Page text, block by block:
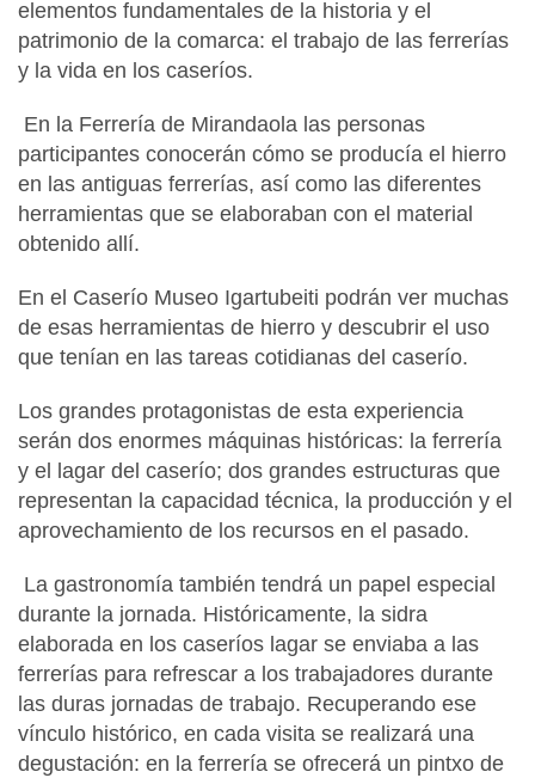
elementos fundamentales de la historia y el
patrimonio de la comarca: el trabajo de las ferrerías
y la vida en los caseríos.
En la Ferrería de Mirandaola las personas
participantes conocerán cómo se producía el hierro
en las antiguas ferrerías, así como las diferentes
herramientas que se elaboraban con el material
obtenido allí.
En el Caserío Museo Igartubeiti podrán ver muchas
de esas herramientas de hierro y descubrir el uso
que tenían en las tareas cotidianas del caserío.
Los grandes protagonistas de esta experiencia
serán dos enormes máquinas históricas: la ferrería
y el lagar del caserío; dos grandes estructuras que
representan la capacidad técnica, la producción y el
aprovechamiento de los recursos en el pasado.
La gastronomía también tendrá un papel especial
durante la jornada. Históricamente, la sidra
elaborada en los caseríos lagar se enviaba a las
ferrerías para refrescar a los trabajadores durante
las duras jornadas de trabajo. Recuperando ese
vínculo histórico, en cada visita se realizará una
degustación: en la ferrería se ofrecerá un pintxo de